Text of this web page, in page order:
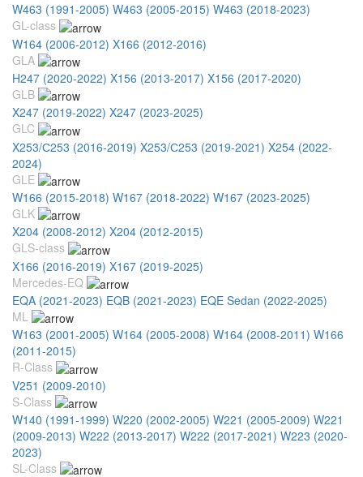
W463 (1991-2005) W463 (2005-2015) W463 (2018-2023)
GL-class
W164 (2006-2012) X166 (2012-2016)
GLA
H247 (2020-2022) X156 (2013-2017) X156 (2017-2020)
GLB
X247 (2019-2022) X247 (2023-2025)
GLC
X253/С253 (2016-2019) X253/С253 (2019-2021) X254 (2022-
2024)
GLE
W166 (2015-2018) W167 (2018-2022) W167 (2023-2025)
GLK
X204 (2008-2012) X204 (2012-2015)
GLS-class
X166 (2016-2019) X167 (2019-2025)
Mercedes-EQ
EQA (2021-2023) EQB (2021-2023) EQE Sedan (2022-2025)
ML
W163 (2001-2005) W164 (2005-2008) W164 (2008-2011) W166
(2011-2015)
R-Class
V251 (2009-2010)
S-Class
W140 (1991-1999) W220 (2002-2005) W221 (2005-2009) W221
(2009-2013) W222 (2013-2017) W222 (2017-2021) W223 (2020-
2023)
SL-Class